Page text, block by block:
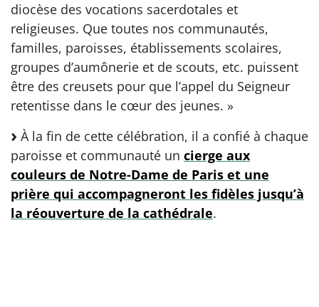
diocèse des vocations sacerdotales et
religieuses. Que toutes nos communautés,
familles, paroisses, établissements scolaires,
groupes d’aumônerie et de scouts, etc. puissent
être des creusets pour que l’appel du Seigneur
retentisse dans le cœur des jeunes. »
À la fin de cette célébration, il a confié à chaque
paroisse et communauté un cierge aux
couleurs de Notre-Dame de Paris et une
prière qui accompagneront les fidèles jusqu’à
la réouverture de la cathédrale.